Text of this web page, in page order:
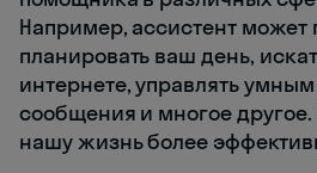
Например, ассистент может
планировать ваш день,
интернете, управлять
сообщения и многое другое.
нашу жизнь более